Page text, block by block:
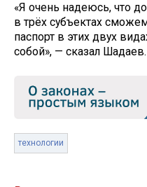
«Я очень надеюсь, что
в трёх субъектах
паспорт в этих двух
собой», — сказал Шадаев.
технологии